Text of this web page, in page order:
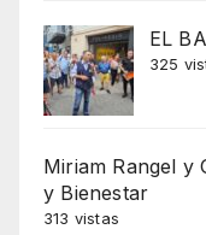
EL
325
Miriam Rangel y
y Bienestar
313 vistas